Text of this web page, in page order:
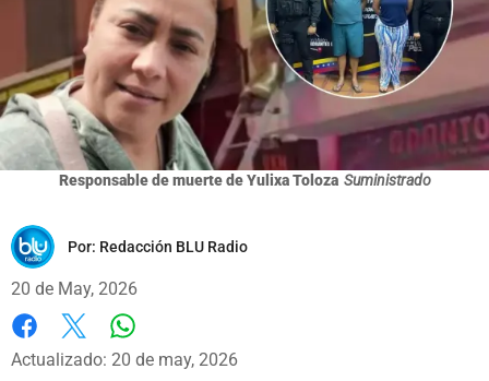
Responsable de muerte de Yulixa Toloza Suministrado
Por: Redacción BLU Radio
20 de May, 2026
Facebook
X
Actualizado: 20 de may, 2026